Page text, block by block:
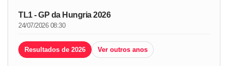
TL1 - GP da Hungria 2026
24/07/2026 08:30
Resultados de 2026 Ver outros anos